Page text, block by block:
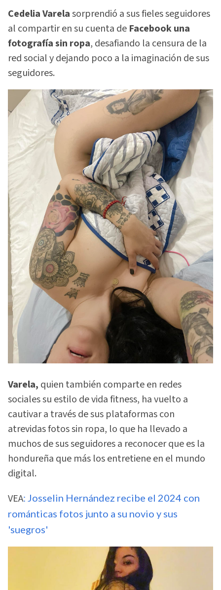
Cedelia Varelasorprendió a sus fieles seguidores
al compartir en su cuenta de Facebook una
fotografía sin ropa, desafiando la censura de la
red social y dejando poco a la imaginación de sus
seguidores.
Varela, quien también comparte en redes
sociales su estilo de vida fitness, ha vuelto a
cautivar a través de sus plataformas con
atrevidas fotos sin ropa, lo que ha llevado a
muchos de sus seguidores a reconocer que es la
hondureña que más los entretiene en el mundo
digital.
VEA: Josselin Hernández recibe el 2024 con
románticas fotos junto a su novio y sus
'suegros'